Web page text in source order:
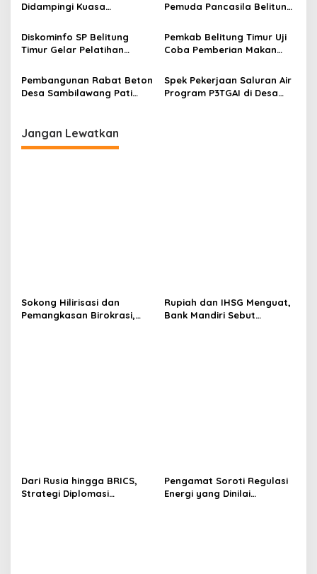
Didampingi Kuasa
Dugaan Berita Hoax ke
Polres Belitung Timur
Pemuda Pancasila Belitung
Dugaan Kasus Hukum Kadis
Kominfo.
Diskominfo SP Belitung
Timur Gelar Pelatihan
Pemkab Belitung Timur Uji
Coba Pemberian Makan
Pembangunan Rabat Beton
Desa Sambilawang Pati
Spek Pekerjaan Saluran Air
Program P3TGAI di Desa
Jangan Lewatkan
Sokong Hilirisasi dan
Pemangkasan Birokrasi,
Rupiah dan IHSG Menguat,
Bank Mandiri Sebut
Dari Rusia hingga BRICS,
Strategi Diplomasi
Pengamat Soroti Regulasi
Energi yang Dinilai